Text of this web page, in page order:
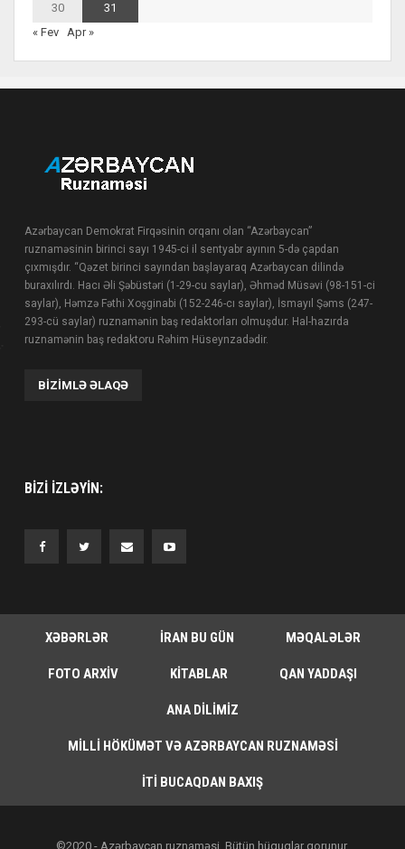
30
31
« Fev Apr »
Azərbaycan Demokrat Firqəsinin orqanı olan “Azərbaycan”
ruznaməsinin birinci sayı 1945-ci il sentyabr ayının 5-də çapdan
çıxmışdır. “Qəzet birinci sayından başlayaraq Azərbaycan dilində
buraxılırdı. Hacı Əli Şəbüstəri (1-29-cu saylar), Əhməd Müsəvi (98-151-ci
saylar), Həmzə Fəthi Xoşginabi (152-246-cı saylar), İsmayıl Şəms (247-
293-cü saylar) ruznamənin baş redaktorları olmuşdur. Hal-hazırda
ruznamənin baş redaktoru Rəhim Hüseynzadədir.
BIZIMLƏ ƏLAQƏ
BIZI IZLƏYIN:
XƏBƏRLƏR İRAN BU GÜN MƏQALƏLƏR
FOTO ARXIV KITABLAR QAN YADDAŞI
ANA DILIMIZ
MILLI HÖKÜMƏT VƏ AZƏRBAYCAN RUZNAMƏSI
İTI BUCAQDAN BAXIŞ
©2020 - Azərbaycan ruznaməsi. Bütün hüquqlar qorunur.